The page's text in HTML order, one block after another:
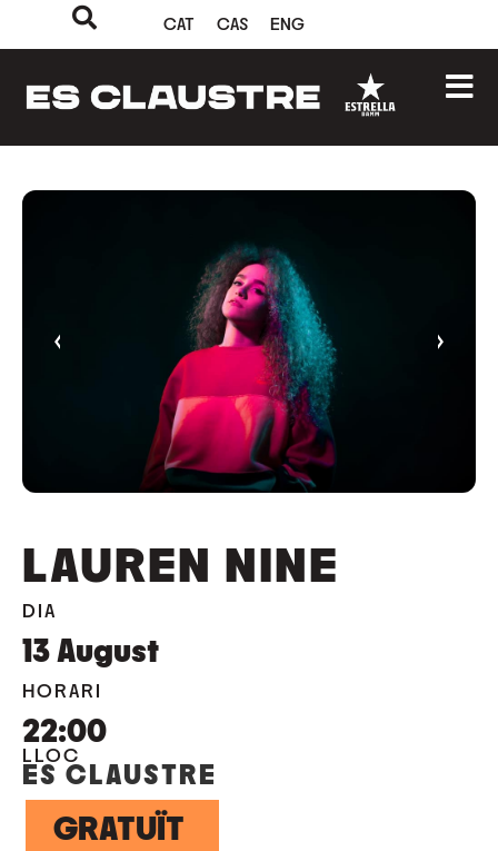
CAT CAS ENG
‹ ›
LAUREN NINE
DIA
13 August
HORARI
22:00
LLOC
ES CLAUSTRE
GRATUÏT